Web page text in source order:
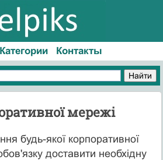
Категории Контакты
мережі
будь-якої корпоративної
доставити необхідну